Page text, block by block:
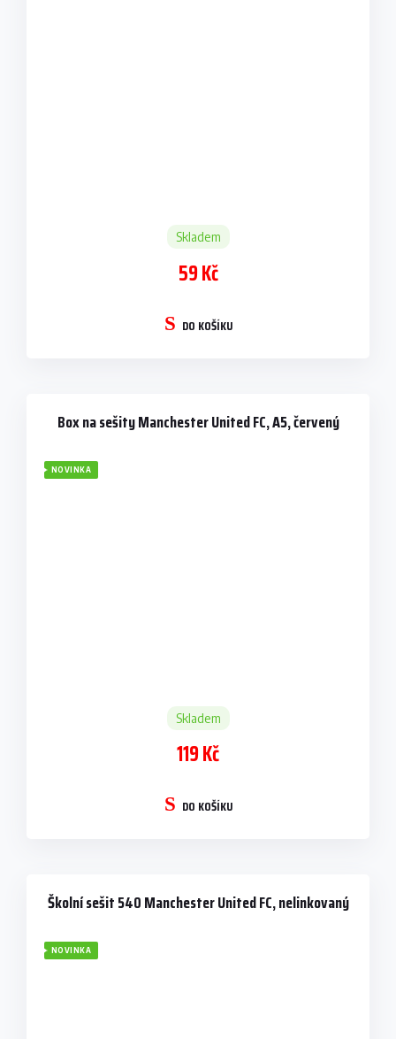
Skladem
59 Kč
DO KOŠÍKU
Box na sešity Manchester United FC, A5, červený
NOVINKA
Skladem
119 Kč
DO KOŠÍKU
Školní sešit 540 Manchester United FC, nelinkovaný
NOVINKA